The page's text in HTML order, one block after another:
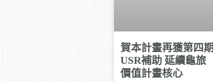
賀本計畫再獲第四期
USR補助 延續龜旅
價值計畫核心